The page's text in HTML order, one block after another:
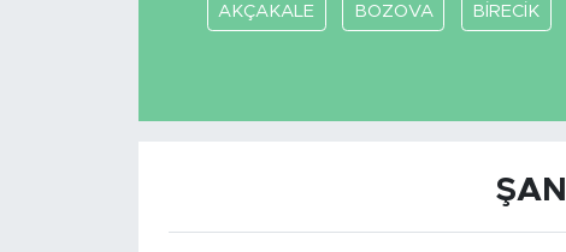
AKÇAKALE BOZOVA BİRECİK